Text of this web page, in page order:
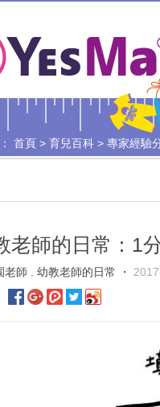
首頁 > 育兒百科 > 專家經驗
老師的日常：1
老師 . 幼教老師的日常 ・